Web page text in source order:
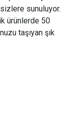
sunuluyor.
ürünlerde 50
taşıyan şık